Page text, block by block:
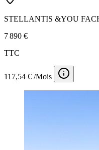
STELLANTIS &YOU
7 890 €
TTC
117,54 € /Mois